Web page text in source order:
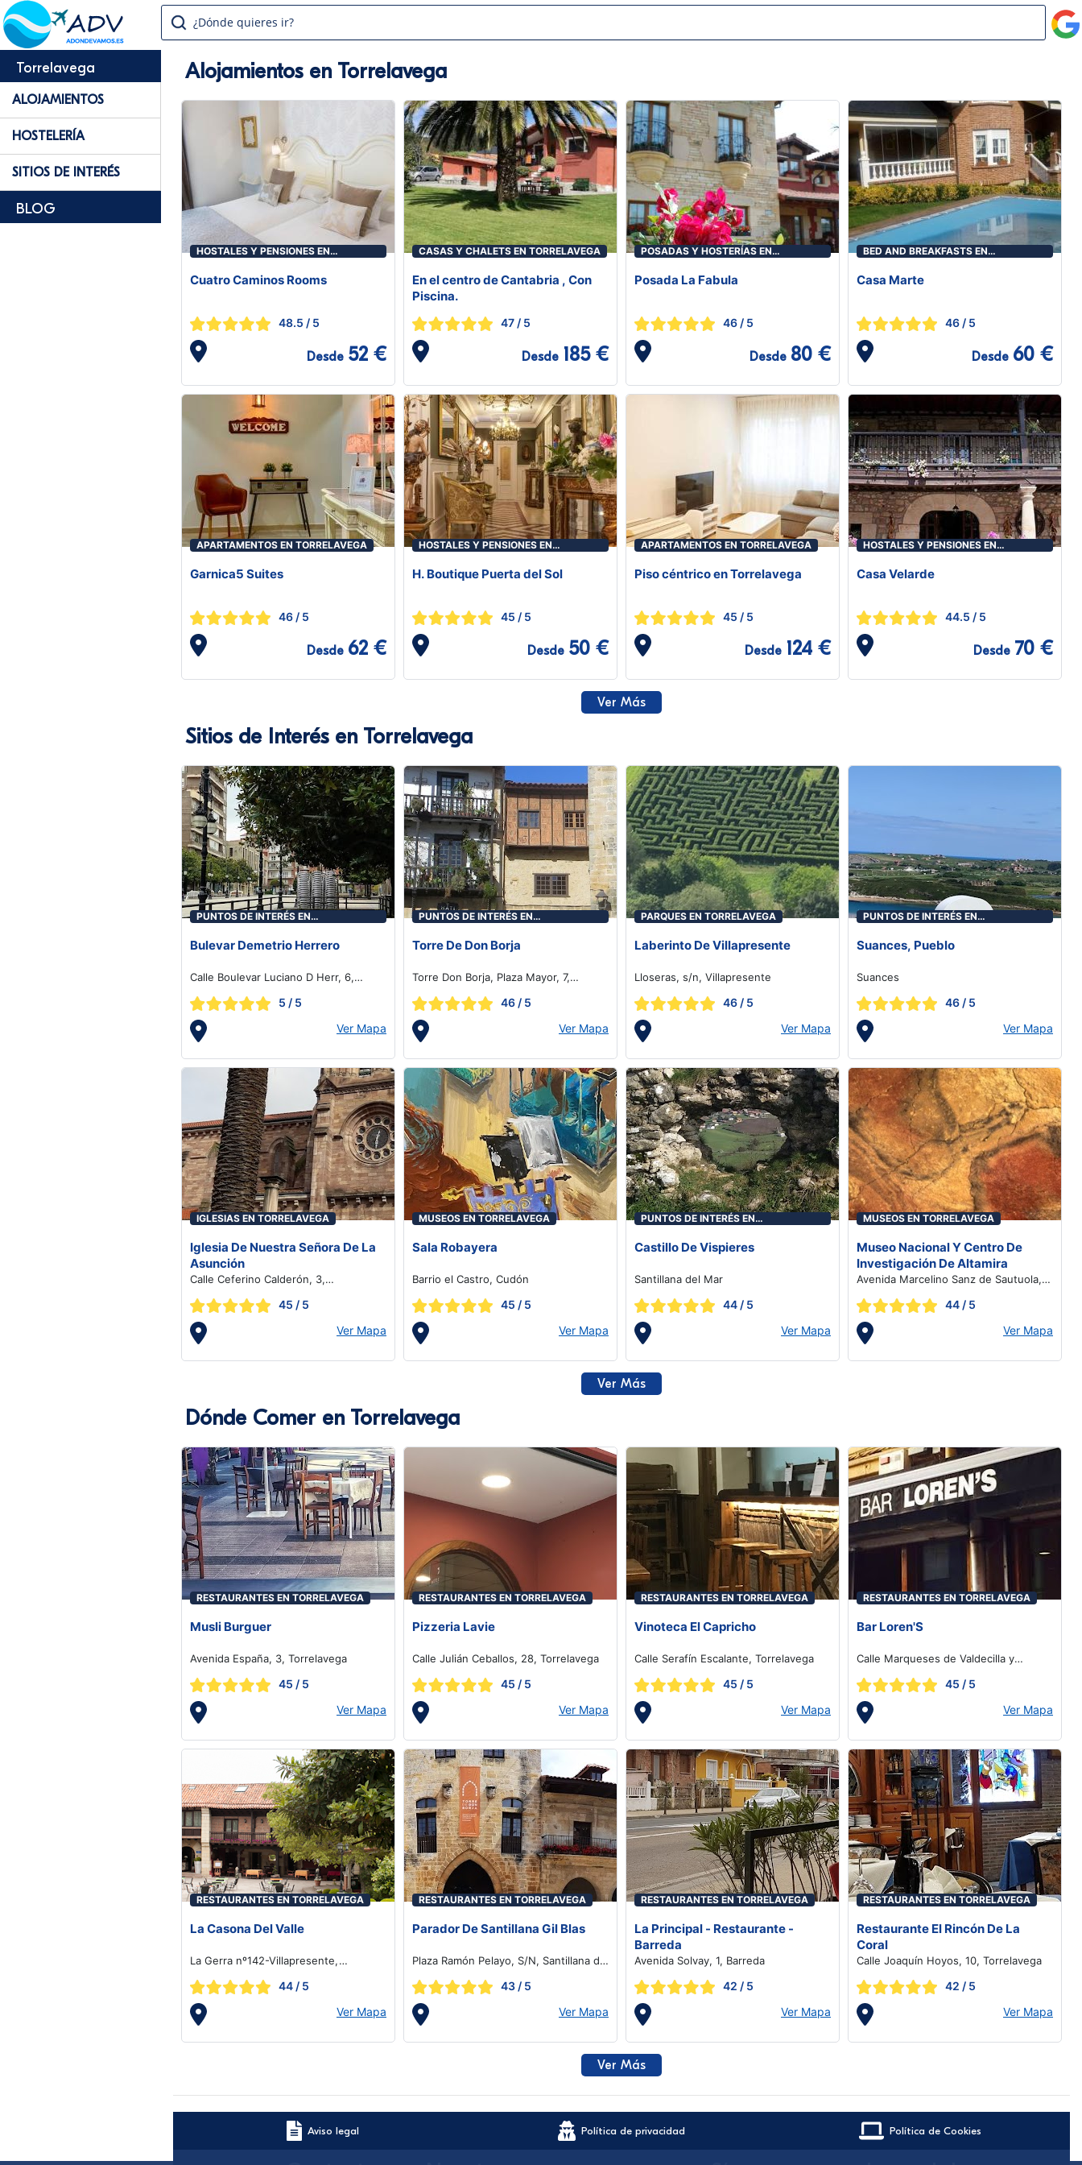
¿Dónde quieres ir?
Torrelavega
ALOJAMIENTOS
HOSTELERÍA
SITIOS DE INTERÉS
BLOG
Alojamientos en Torrelavega
HOSTALES Y PENSIONES EN
Cuatro Caminos Rooms
48.5 / 5
Desde 52 €
CASAS Y CHALETS EN TORRELAVEGA
En el centro de Cantabria , Con
Piscina.
47 / 5
Desde 185 €
POSADAS Y HOSTERÍAS EN
Posada La Fabula
46 / 5
Desde 80 €
BED AND BREAKFASTS EN
Casa Marte
46 / 5
Desde 60 €
APARTAMENTOS EN TORRELAVEGA
Garnica5 Suites
46 / 5
Desde 62 €
HOSTALES Y PENSIONES EN
H. Boutique Puerta del Sol
45 / 5
Desde 50 €
APARTAMENTOS EN TORRELAVEGA
Piso céntrico en Torrelavega
45 / 5
Desde 124 €
HOSTALES Y PENSIONES EN
Casa Velarde
44.5 / 5
Desde 70 €
Ver Más
Sitios de Interés en Torrelavega
PUNTOS DE INTERÉS EN
Bulevar Demetrio Herrero
Calle Boulevar Luciano D Herr, 6,
5 / 5
Ver Mapa
PUNTOS DE INTERÉS EN
Torre De Don Borja
Torre Don Borja, Plaza Mayor, 7,
46 / 5
Ver Mapa
PARQUES EN TORRELAVEGA
Laberinto De Villapresente
Lloseras, s/n, Villapresente
46 / 5
Ver Mapa
PUNTOS DE INTERÉS EN
Suances, Pueblo
Suances
46 / 5
Ver Mapa
IGLESIAS EN TORRELAVEGA
Iglesia De Nuestra Señora De La
Asunción
Calle Ceferino Calderón, 3,
45 / 5
Ver Mapa
MUSEOS EN TORRELAVEGA
Sala Robayera
Barrio el Castro, Cudón
45 / 5
Ver Mapa
PUNTOS DE INTERÉS EN
Castillo De Vispieres
Santillana del Mar
44 / 5
Ver Mapa
MUSEOS EN TORRELAVEGA
Museo Nacional Y Centro De
Investigación De Altamira
Avenida Marcelino Sanz de Sautuola,
44 / 5
Ver Mapa
Ver Más
Dónde Comer en Torrelavega
RESTAURANTES EN TORRELAVEGA
Musli Burguer
Avenida España, 3, Torrelavega
45 / 5
Ver Mapa
RESTAURANTES EN TORRELAVEGA
Pizzeria Lavie
Calle Julián Ceballos, 28, Torrelavega
45 / 5
Ver Mapa
RESTAURANTES EN TORRELAVEGA
Vinoteca El Capricho
Calle Serafín Escalante, Torrelavega
45 / 5
Ver Mapa
RESTAURANTES EN TORRELAVEGA
Bar Loren'S
Calle Marqueses de Valdecilla y
45 / 5
Ver Mapa
RESTAURANTES EN TORRELAVEGA
La Casona Del Valle
La Gerra nº142-Villapresente,
44 / 5
Ver Mapa
RESTAURANTES EN TORRELAVEGA
Parador De Santillana Gil Blas
Plaza Ramón Pelayo, S/N, Santillana del
43 / 5
Ver Mapa
RESTAURANTES EN TORRELAVEGA
La Principal - Restaurante -
Barreda
Avenida Solvay, 1, Barreda
42 / 5
Ver Mapa
RESTAURANTES EN TORRELAVEGA
Restaurante El Rincón De La
Coral
Calle Joaquín Hoyos, 10, Torrelavega
42 / 5
Ver Mapa
Ver Más
Aviso legal Política de privacidad Política de Cookies